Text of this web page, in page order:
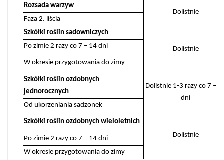
Rozsada warzyw
Dolistnie
Faza 2. liścia
Szkółki roślin sadowniczych
Dolistnie
Po zimie 2 razy co 7 – 14 dni
W okresie przygotowania do zimy
Szkółki roślin ozdobnych
jednorocznych
Dolistnie 1-3 razy co 7 –
dni
Od ukorzeniania sadzonek
Szkółki roślin ozdobnych wieloletnich
Dolistnie
Po zimie 2 razy co 7 – 14 dni
W okresie przygotowania do zimy